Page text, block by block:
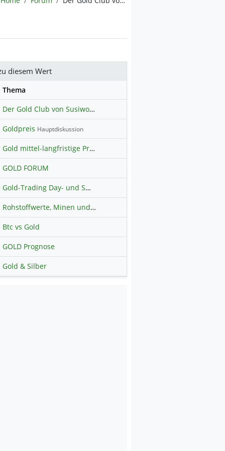
diesem Wert
Thema
Der Gold Club von Susiwong
Goldpreis Hauptdiskussion
Gold mittel-langfristige Prognosen
GOLD FORUM
Gold-Trading Day- und Swingtrading (freier Austausch)
Rohstoffwerte, Minen und Explorer
Btc vs Gold
GOLD Prognose
Gold & Silber